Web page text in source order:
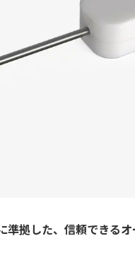
準拠した、信頼できる